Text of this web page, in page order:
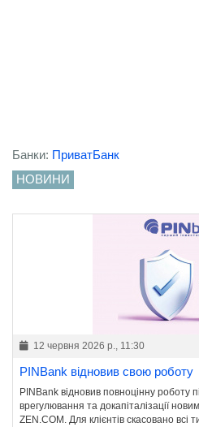
Банки: ПриватБанк
НОВИНИ
12 червня 2026 р., 11:30
PINBank відновив свою роботу
PINBank відновив повноцінну роботу
врегулювання та докапіталізації
ZEN.COM. Для клієнтів скасовано всі